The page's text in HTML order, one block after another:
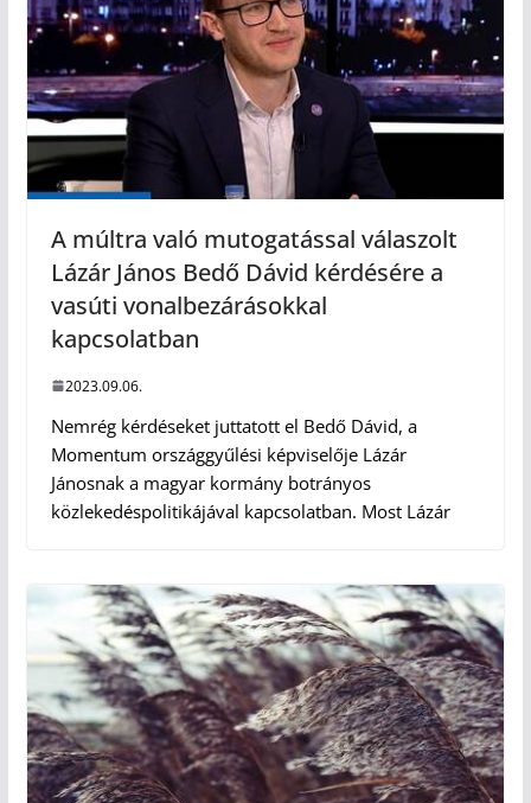
A múltra való mutogatással válaszolt
Lázár János Bedő Dávid kérdésére a
vasúti vonalbezárásokkal
kapcsolatban
2023.09.06.
Nemrég kérdéseket juttatott el Bedő Dávid, a
Momentum országgyűlési képviselője Lázár
Jánosnak a magyar kormány botrányos
közlekedéspolitikájával kapcsolatban. Most Lázár